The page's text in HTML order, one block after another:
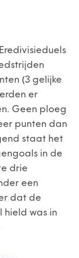
(3 gelijke
er
Geen ploeg
punten dan
staat het
in de
drie
een
dat de
hield was in